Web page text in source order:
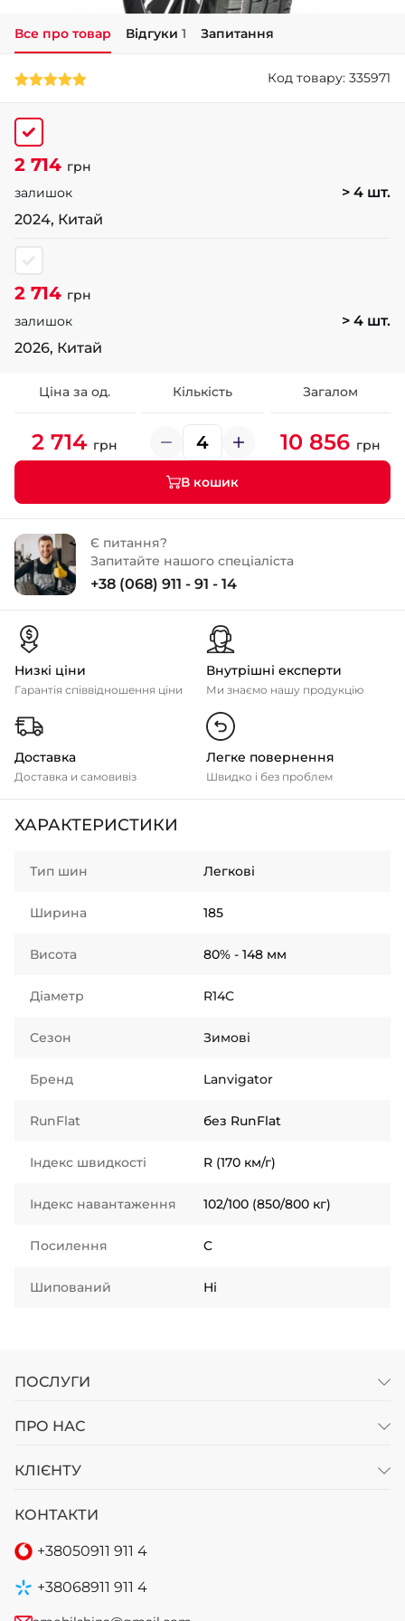
+38 (050)-911-911-2
+38 (099)-643-33-77
Все про товар Відгуки 1 Запитання
Код товару: 335971
2 714 грн
залишок
> 4 шт.
2024, Китай
2 714 грн
залишок
> 4 шт.
2026, Китай
Ціна за од. Кількість Загалом
2 714 грн 10 856 грн
В кошик
Є питання?
Запитайте нашого спеціаліста
+38 (068) 911 - 91 - 14
Низкі ціни
Гарантія співвідношення ціни
Внутрішні експерти
Ми знаємо нашу продукцію
Доставка
Доставка и самовивіз
Легке повернення
Швидко і без проблем
ХАРАКТЕРИСТИКИ
Тип шин Легкові
Ширина 185
Висота 80% - 148 мм
Діаметр R14C
Сезон Зимові
Бренд Lanvigator
RunFlat без RunFlat
Індекс швидкості R (170 км/г)
Індекс навантаження 102/100 (850/800 кг)
Посилення C
Шипований Ні
ПОСЛУГИ
ПРО НАС
КЛІЄНТУ
КОНТАКТИ
+38050911 911 4
+38068911 911 4